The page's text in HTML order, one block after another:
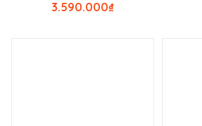
₫
3.590.000